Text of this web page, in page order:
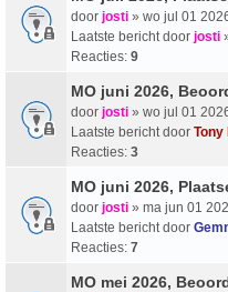
door josti » wo jul 01
Laatste bericht door josti
Reacties: 9
MO juni 2026,
door josti » wo jul 01
Laatste bericht door Tony
Reacties: 3
MO juni 2026,
door josti » ma jun 01
Laatste bericht door
Reacties: 7
MO mei 2026,